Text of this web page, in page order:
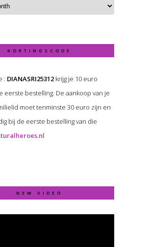
KORTINGSCODE
: DIANASRI25312krijg je 10 euro
eerste bestelling. De aankoop van je
moet tenminste 30 euro zijn en
bij de eerste bestelling van die
NEW VIDEO